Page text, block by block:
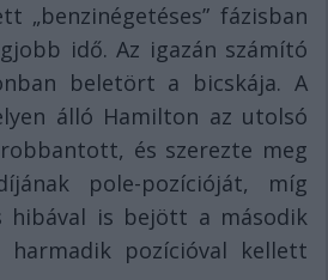
„benzinégetéses” fázisban
idő. Az igazán számító
beletört a bicskája. A
álló Hamilton az utolsó
és szerezte meg
pole-pozícióját, míg
hibával is bejött a második
harmadik pozícióval kellett